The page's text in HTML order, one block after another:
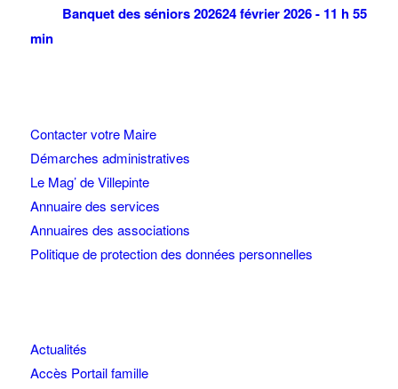
Banquet des séniors 202624 février 2026 - 11 h 55
min
Contacter votre Maire
Démarches administratives
Le Mag’ de Villepinte
Annuaire des services
Annuaires des associations
Politique de protection des données personnelles
Actualités
Accès Portail famille